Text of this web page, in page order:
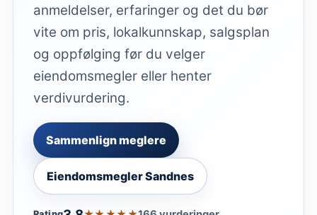
anmeldelser, erfaringer og det du bør
vite om pris, lokalkunnskap, salgsplan
og oppfølging før du velger
eiendomsmegler eller henter
verdivurdering.
Sammenlign meglere
Eiendomsmegler Sandnes